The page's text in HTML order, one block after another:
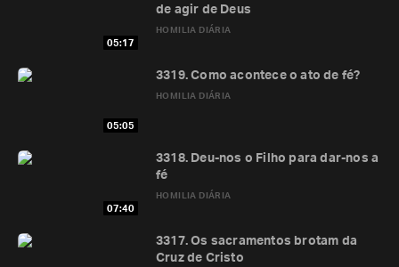
05:17
HOMILIA DIÁRIA
de agir de Deus
05:05
HOMILIA DIÁRIA
3319. Como acontece o ato de fé?
07:40
HOMILIA DIÁRIA
3318. Deu-nos o Filho para dar-nos a
fé
3317. Os sacramentos brotam da
Cruz de Cristo